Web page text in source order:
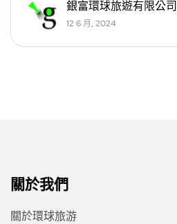
銀富環球旅遊有限公司
12 6 月, 2024
關於我們
關於環球旅游